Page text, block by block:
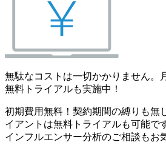
無駄なコストは一切かかりません。
無料トライアルも実施中！
初期費用無料！契約期間の縛りも無
イアントは無料トライアルも可能で
インフルエンサー分析のご相談もお